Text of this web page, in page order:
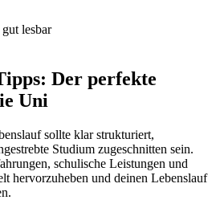
lesbar
Der perfekte
Uni
sollte klar strukturiert,
Studium zugeschnitten sein.
schulische Leistungen und
hervorzuheben und deinen Lebenslauf